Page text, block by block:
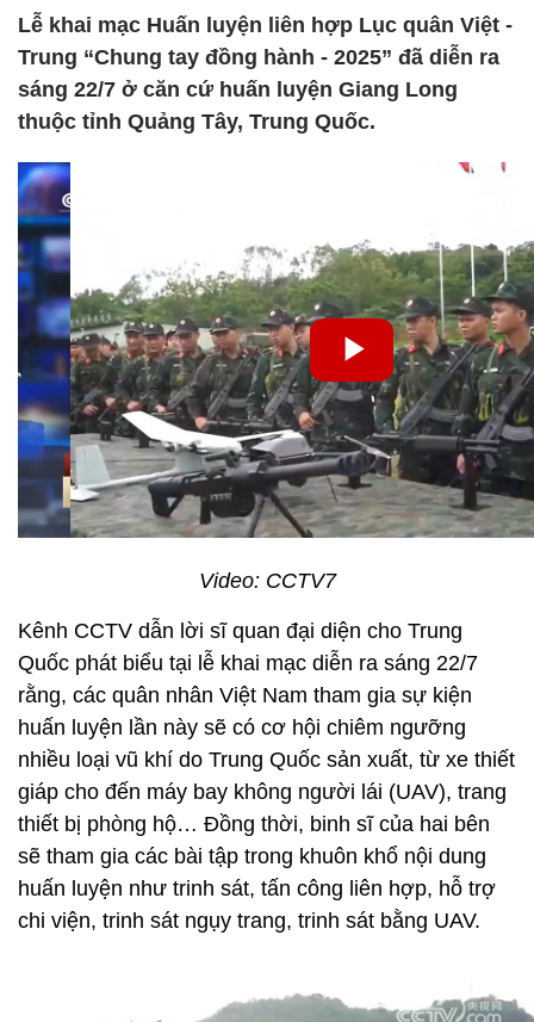
Lễ khai mạc Huấn luyện liên hợp Lục quân Việt -
Trung “Chung tay đồng hành - 2025” đã diễn ra
sáng 22/7 ở căn cứ huấn luyện Giang Long
thuộc tỉnh Quảng Tây, Trung Quốc.
Video: CCTV7
Kênh CCTV dẫn lời sĩ quan đại diện cho Trung
Quốc phát biểu tại lễ khai mạc diễn ra sáng 22/7
rằng, các quân nhân Việt Nam tham gia sự kiện
huấn luyện lần này sẽ có cơ hội chiêm ngưỡng
nhiều loại vũ khí do Trung Quốc sản xuất, từ xe thiết
giáp cho đến máy bay không người lái (UAV), trang
thiết bị phòng hộ… Đồng thời, binh sĩ của hai bên
sẽ tham gia các bài tập trong khuôn khổ nội dung
huấn luyện như trinh sát, tấn công liên hợp, hỗ trợ
chi viện, trinh sát ngụy trang, trinh sát bằng UAV.